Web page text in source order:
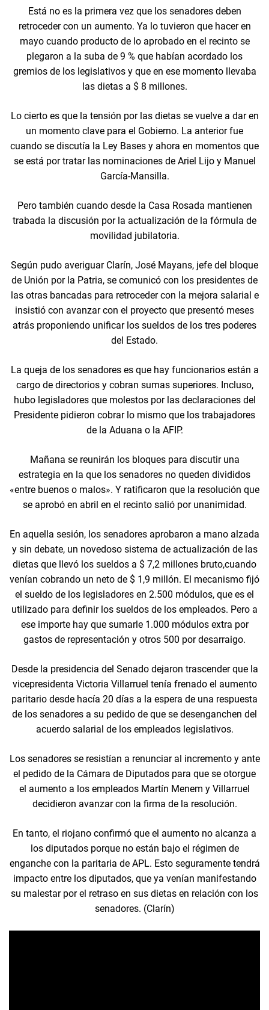
Está no es la primera vez que los senadores deben
retroceder con un aumento. Ya lo tuvieron que hacer en
mayo cuando producto de lo aprobado en el recinto se
plegaron a la suba de 9 % que habían acordado los
gremios de los legislativos y que en ese momento llevaba
las dietas a $ 8 millones.
Lo cierto es que la tensión por las dietas se vuelve a dar en
un momento clave para el Gobierno. La anterior fue
cuando se discutía la Ley Bases y ahora en momentos que
se está por tratar las nominaciones de Ariel Lijo y Manuel
García-Mansilla.
Pero también cuando desde la Casa Rosada mantienen
trabada la discusión por la actualización de la fórmula de
movilidad jubilatoria.
Según pudo averiguar Clarín, José Mayans, jefe del bloque
de Unión por la Patria, se comunicó con los presidentes de
las otras bancadas para retroceder con la mejora salarial e
insistió con avanzar con el proyecto que presentó meses
atrás proponiendo unificar los sueldos de los tres poderes
del Estado.
La queja de los senadores es que hay funcionarios están a
cargo de directorios y cobran sumas superiores. Incluso,
hubo legisladores que molestos por las declaraciones del
Presidente pidieron cobrar lo mismo que los trabajadores
de la Aduana o la AFIP.
Mañana se reunirán los bloques para discutir una
estrategia en la que los senadores no queden divididos
«entre buenos o malos». Y ratificaron que la resolución que
se aprobó en abril en el recinto salió por unanimidad.
En aquella sesión, los senadores aprobaron a mano alzada
y sin debate, un novedoso sistema de actualización de las
dietas que llevó los sueldos a $ 7,2 millones bruto,cuando
venían cobrando un neto de $ 1,9 millón. El mecanismo fijó
el sueldo de los legisladores en 2.500 módulos, que es el
utilizado para definir los sueldos de los empleados. Pero a
ese importe hay que sumarle 1.000 módulos extra por
gastos de representación y otros 500 por desarraigo.
Desde la presidencia del Senado dejaron trascender que la
vicepresidenta Victoria Villarruel tenía frenado el aumento
paritario desde hacía 20 días a la espera de una respuesta
de los senadores a su pedido de que se desenganchen del
acuerdo salarial de los empleados legislativos.
Los senadores se resistían a renunciar al incremento y ante
el pedido de la Cámara de Diputados para que se otorgue
el aumento a los empleados Martín Menem y Villarruel
decidieron avanzar con la firma de la resolución.
En tanto, el riojano confirmó que el aumento no alcanza a
los diputados porque no están bajo el régimen de
enganche con la paritaria de APL. Esto seguramente tendrá
impacto entre los diputados, que ya venían manifestando
su malestar por el retraso en sus dietas en relación con los
senadores. (Clarín)